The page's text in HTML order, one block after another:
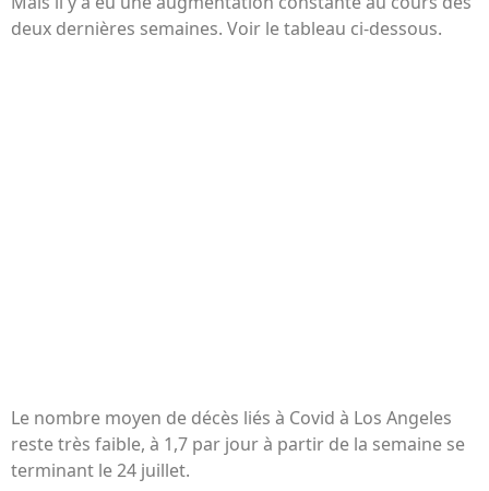
deux dernières semaines. Voir le tableau ci-dessous.
Le nombre moyen de décès liés à Covid à Los Angeles
reste très faible, à 1,7 par jour à partir de la semaine se
terminant le 24 juillet.